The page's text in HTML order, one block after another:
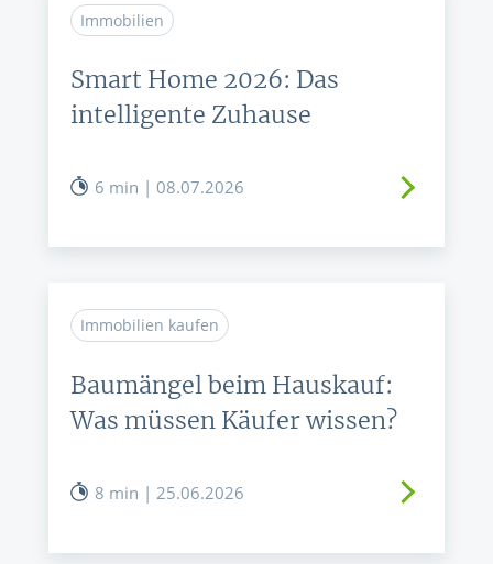
Immobilien
Smart Home 2026: Das
intelligente Zuhause
6 min | 08.07.2026
Immobilien kaufen
Baumängel beim Hauskauf:
Was müssen Käufer wissen?
8 min | 25.06.2026